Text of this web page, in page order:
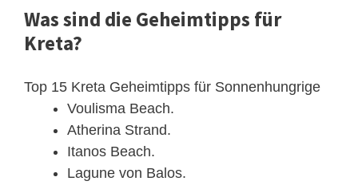
Was sind die Geheimtipps für
Kreta?
Top 15 Kreta Geheimtipps für Sonnenhungrige
Voulisma Beach.
Atherina Strand.
Itanos Beach.
Lagune von Balos.